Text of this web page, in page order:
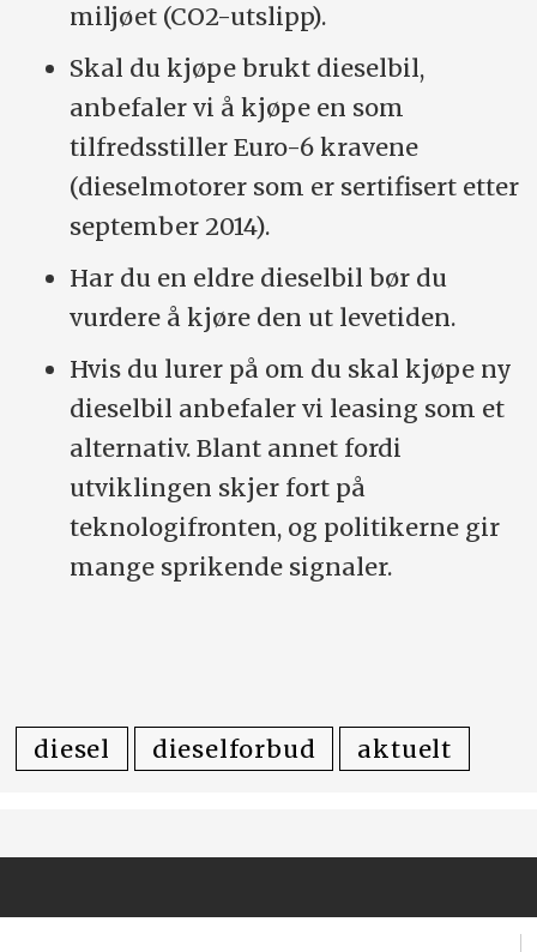
miljøet (CO2-utslipp).
Skal du kjøpe brukt dieselbil,
anbefaler vi å kjøpe en som
tilfredsstiller Euro-6 kravene
(dieselmotorer som er sertifisert etter
september 2014).
Har du en eldre dieselbil bør du
vurdere å kjøre den ut levetiden.
Hvis du lurer på om du skal kjøpe ny
dieselbil anbefaler vi leasing som et
alternativ. Blant annet fordi
utviklingen skjer fort på
teknologifronten, og politikerne gir
mange sprikende signaler.
diesel dieselforbud aktuelt